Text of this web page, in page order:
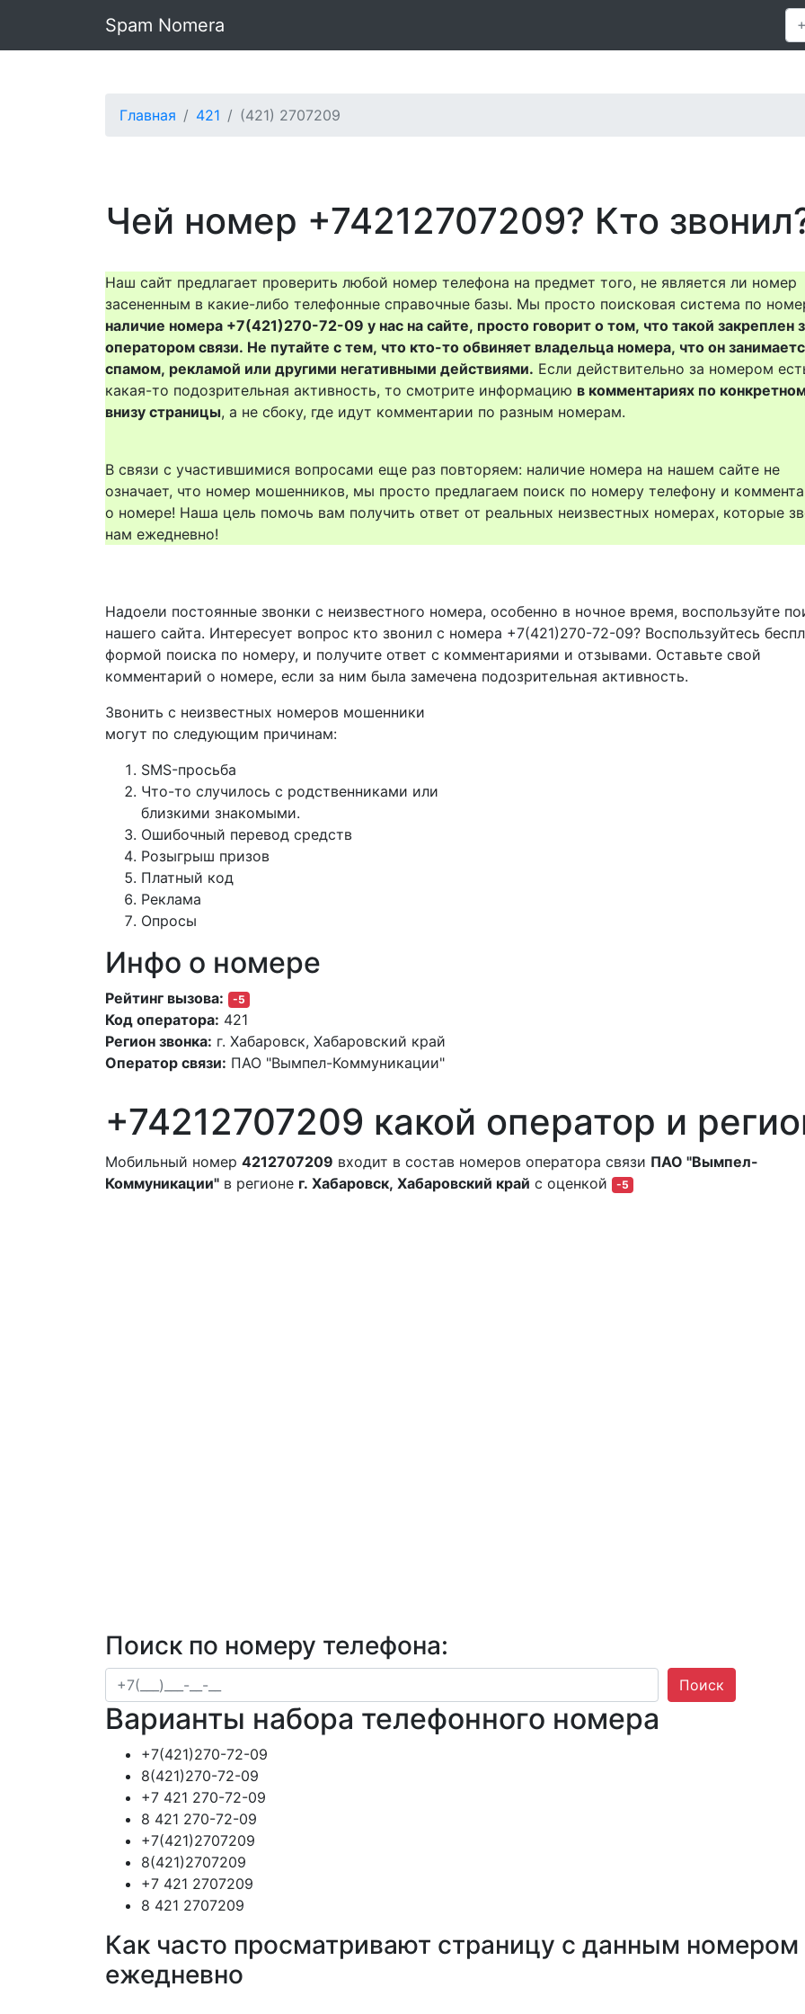
Spam Nomera
Главная 421 (421) 2707209
Чей номер +74212707209? Кто
Наш сайт предлагает проверить любой номер телефона на предмет того, не является ли номер
засененным в какие-либо телефонные справочные базы. Мы просто поисковая система по
наличие номера +7(421)270-72-09 у нас на сайте, просто говорит о том, что такой закреплен
оператором связи. Не путайте с тем, что кто-то обвиняет владельца номера, что он
спамом, рекламой или другими негативными действиями. Если действительно за номером
какая-то подозрительная активность, то смотрите информацию в комментариях по
внизу страницы, а не сбоку, где идут комментарии по разным номерам.
В связи с участившимися вопросами еще раз повторяем: наличие номера на нашем сайте не
означает, что номер мошенников, мы просто предлагаем поиск по номеру телефону и
о номере! Наша цель помочь вам получить ответ от реальных неизвестных номерах, которые
нам ежедневно!
Надоели постоянные звонки с неизвестного номера, особенно в ночное время, воспользуйте
нашего сайта. Интересует вопрос кто звонил с номера +7(421)270-72-09? Воспользуйтесь
формой поиска по номеру, и получите ответ с комментариями и отзывами. Оставьте свой
комментарий о номере, если за ним была замечена подозрительная активность.
Звонить с неизвестных номеров мошенники
могут по следующим причинам:
SMS-просьба
Что-то случилось с родственниками или
близкими знакомыми.
Ошибочный перевод средств
Розыгрыш призов
Платный код
Реклама
Опросы
Инфо о номере
Рейтинг вызова: -5
Код оператора: 421
Регион звонка: г. Хабаровск, Хабаровский край
Оператор связи: ПАО "Вымпел-Коммуникации"
+74212707209 какой оператор и
Мобильный номер 4212707209 входит в состав номеров оператора связи ПАО "Вымпел-
Коммуникации" в регионе г. Хабаровск, Хабаровский край с оценкой -5
Поиск по номеру телефона:
Поиск
Варианты набора телефонного номера
+7(421)270-72-09
8(421)270-72-09
+7 421 270-72-09
8 421 270-72-09
+7(421)2707209
8(421)2707209
+7 421 2707209
8 421 2707209
Как часто просматривают страницу с данным номером
ежедневно